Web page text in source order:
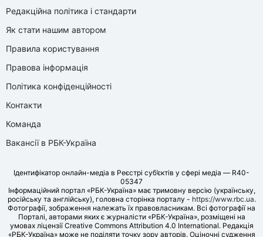
Редакційна політика і стандарти
Як стати нашим автором
Правила користування
Правова інформація
Політика конфіденційності
Контакти
Команда
Вакансії в РБК-Україна
Ідентифікатор онлайн-медіа в Реєстрі суб’єктів у сфері медіа — R40-
05347
Інформаційний портал «РБК-Україна» має тримовну версію (українську,
російську та англійську), головна сторінка порталу - https://www.rbc.ua.
Фотографії, зображення належать їх правовласникам. Всі фотографії на
Порталі, авторами яких є журналісти «РБК-Україна», розміщені на
умовах ліцензії Creative Commons Attribution 4.0 International. Редакція
«РБК-Україна» може не поділяти точку зору авторів. Оціночні судження